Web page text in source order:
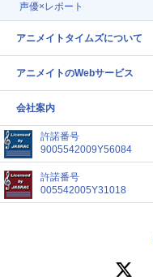
声優×レポート
アニメイトタイムズについて
アニメイトのWebサービス
会社案内
許諾番号
9005542009Y56084
許諾番号
005542005Y31018